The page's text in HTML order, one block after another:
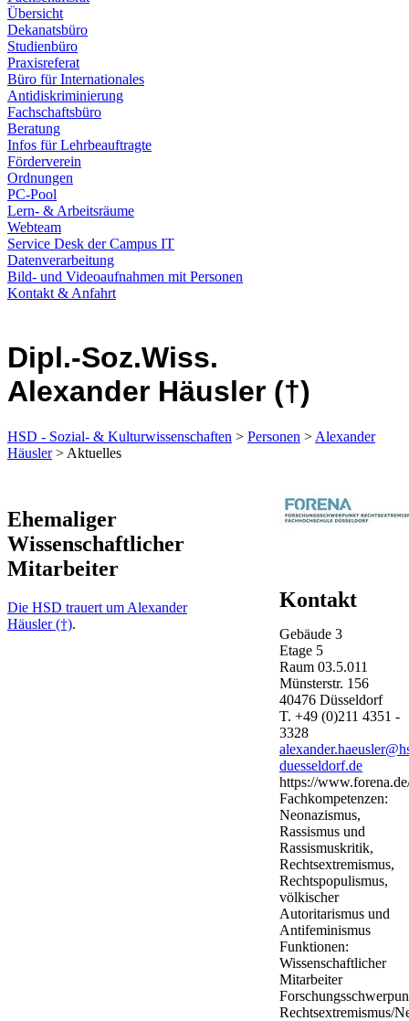
Übersicht
Dekanatsbüro
Studienbüro
Praxisreferat
Büro für Internationales
Antidiskriminierung
Fachschaftsbüro
Beratung
Infos für Lehrbeauftragte
Förderverein
Ordnungen
PC-Pool
Lern- & Arbeitsräume
Webteam
Service Desk der Campus IT
Datenverarbeitung
Bild- und Videoaufnahmen mit Personen
Kontakt & Anfahrt
Dipl.-Soz.Wiss.
Alexander Häusler (†)
HSD - Sozial- & Kulturwissenschaften > Personen > Alexander
Häusler> Aktuelles
Ehemaliger
Wissenschaftlicher
Mitarbeiter​​
Die HSD trauert um Alexander
Häusler (†).
Kontakt
Gebäude3
Etage 5
Raum03.5.011
Münsterstr. 156
40476Düsseldorf
T.+49 (0)211 4351 -
3328
duesseldorf.de
https://
Fachkompetenzen:
Neonazismus,
Rassismus und
Rassismuskritik,
Rechtsextremismus,
Rechtspopulismus,
völkischer
Autoritarismus und
Antifeminismus
Funktionen:
Wissenschaftlicher
Mitarbeiter
Rechtsextremismus/